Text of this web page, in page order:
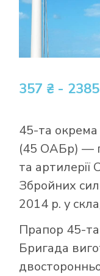
357 ₴ -
45-та окрема
(45 ОАБр) —
та артилерії
Збройних
2014 р. у
Прапор 45-
Бригада